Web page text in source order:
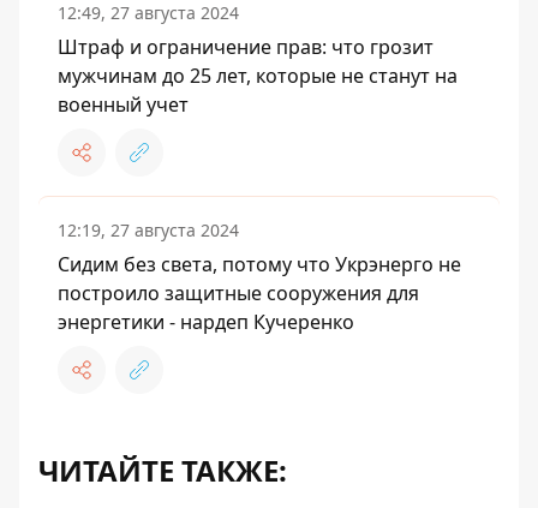
12:49, 27 августа 2024
Штраф и ограничение прав: что грозит
мужчинам до 25 лет, которые не станут на
военный учет
12:19, 27 августа 2024
Сидим без света, потому что Укрэнерго не
построило защитные сооружения для
энергетики - нардеп Кучеренко
ЧИТАЙТЕ ТАКЖЕ: